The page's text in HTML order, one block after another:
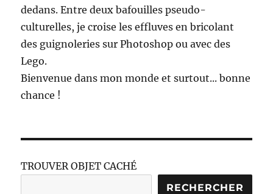
dedans. Entre deux bafouilles pseudo-
culturelles, je croise les effluves en bricolant
des guignoleries sur Photoshop ou avec des
Lego.
Bienvenue dans mon monde et surtout... bonne
chance !
TROUVER OBJET CACHÉ
RECHERCHER